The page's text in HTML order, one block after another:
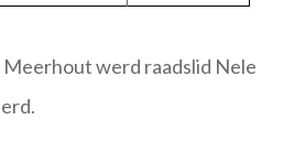
werd raadslid Nele